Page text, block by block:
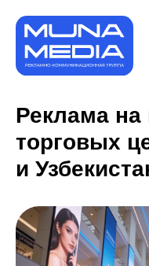
Реклама на
торговых
и